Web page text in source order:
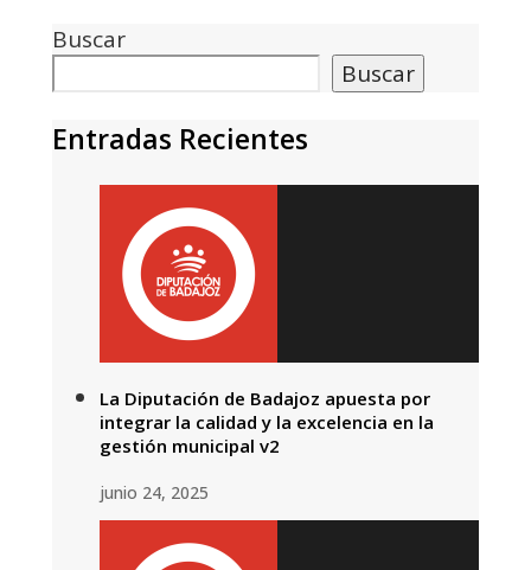
Buscar
Buscar
Entradas Recientes
La Diputación de Badajoz apuesta por
integrar la calidad y la excelencia en la
gestión municipal v2
junio 24, 2025